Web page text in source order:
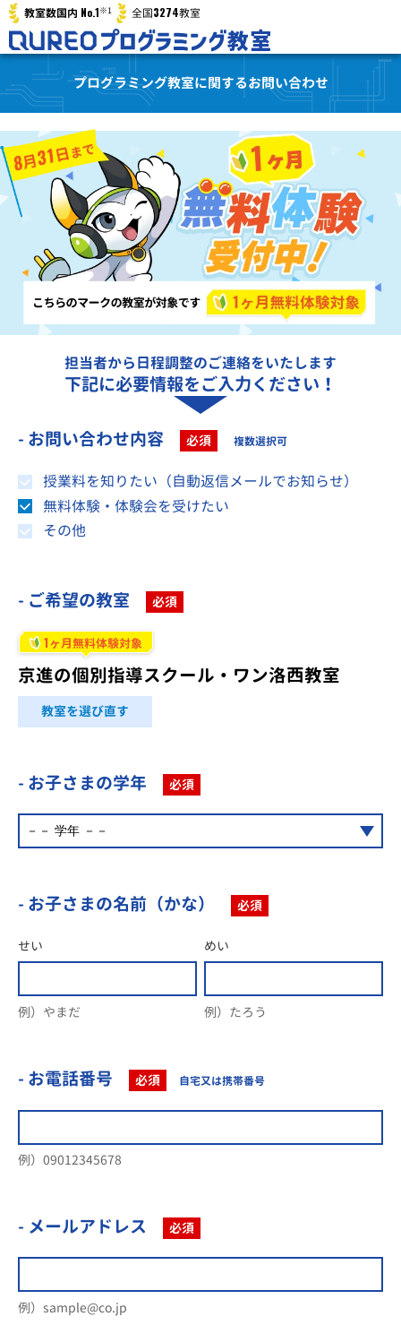
教室数国内 No.1※1 全国3274教室
プログラミング教室に関するお問い合わせ
担当者から日程調整のご連絡をいたします
下記に必要情報をご入力ください！
- お問い合わせ内容 必須 複数選択可
授業料を知りたい（自動返信メールでお知らせ）
無料体験・体験会を受けたい
その他
- ご希望の教室 必須
1ヶ月無料体験対象
京進の個別指導スクール・ワン洛西教室
教室を選び直す
- お子さまの学年 必須
- お子さまの名前（かな） 必須
せい
例）やまだ
めい
例）たろう
- お電話番号 必須 自宅又は携帯番号
例）09012345678
- メールアドレス 必須
例）sample@co.jp